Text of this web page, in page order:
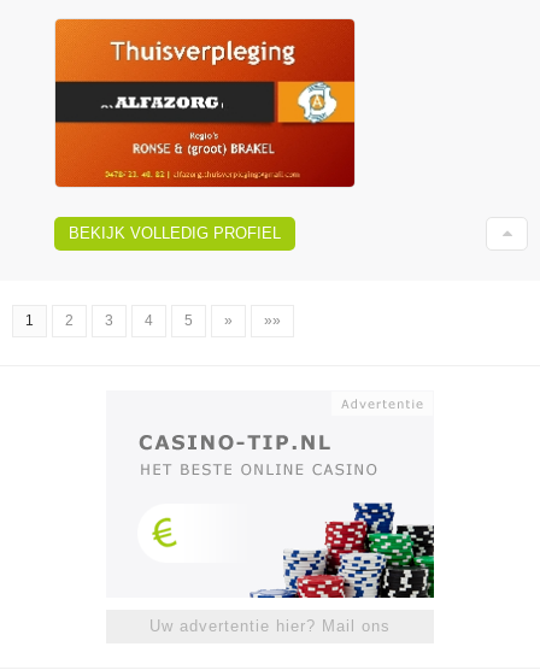
BEKIJK VOLLEDIG PROFIEL
1 2 3 4 5 » »»
Uw advertentie hier? Mail ons